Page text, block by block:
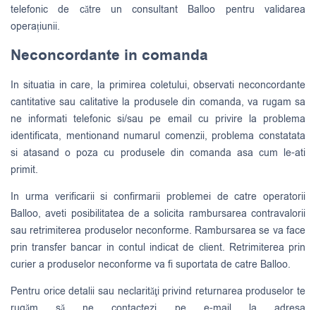
telefonic de către un consultant Balloo pentru validarea
operațiunii.
Neconcordante in comanda
In situatia in care, la primirea coletului, observati neconcordante
cantitative sau calitative la produsele din comanda, va rugam sa
ne informati telefonic si/sau pe email cu privire la problema
identificata, mentionand numarul comenzii, problema constatata
si atasand o poza cu produsele din comanda asa cum le-ati
primit.
In urma verificarii si confirmarii problemei de catre operatorii
Balloo, aveti posibilitatea de a solicita rambursarea contravalorii
sau retrimiterea produselor neconforme. Rambursarea se va face
prin transfer bancar in contul indicat de client. Retrimiterea prin
curier a produselor neconforme va fi suportata de catre Balloo.
Pentru orice detalii sau neclarităţi privind returnarea produselor te